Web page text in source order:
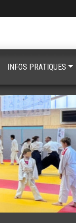
INFOS PRATIQUES